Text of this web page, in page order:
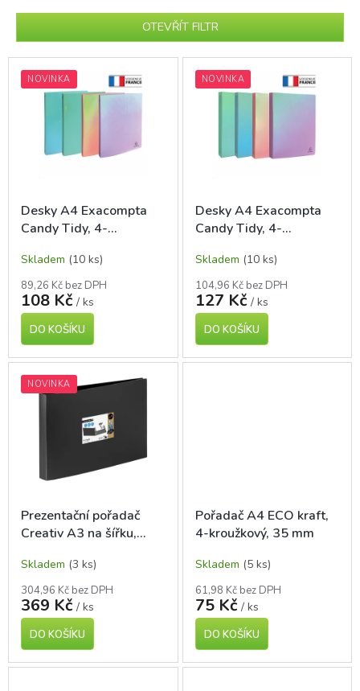
p
r
o
d
u
OTEVŘÍT FILTR
V
ý
d
u
t
ů
NOVINKA
Desky A4 Exacompta
Candy Tidy, 4-
Skladem (10 ks)
89,26 Kč bez DPH
108 Kč / ks
DO KOŠÍKU
NOVINKA
Desky A4 Exacompta
Candy Tidy, 4-
Skladem (10 ks)
104,96 Kč bez DPH
127 Kč / ks
DO KOŠÍKU
NOVINKA
Prezentační pořadač
Creativ A3 na šířku,
Skladem (3 ks)
304,96 Kč bez DPH
369 Kč / ks
DO KOŠÍKU
Pořadač A4 ECO kraft,
4-kroužkový, 35 mm
Skladem (5 ks)
61,98 Kč bez DPH
75 Kč / ks
DO KOŠÍKU